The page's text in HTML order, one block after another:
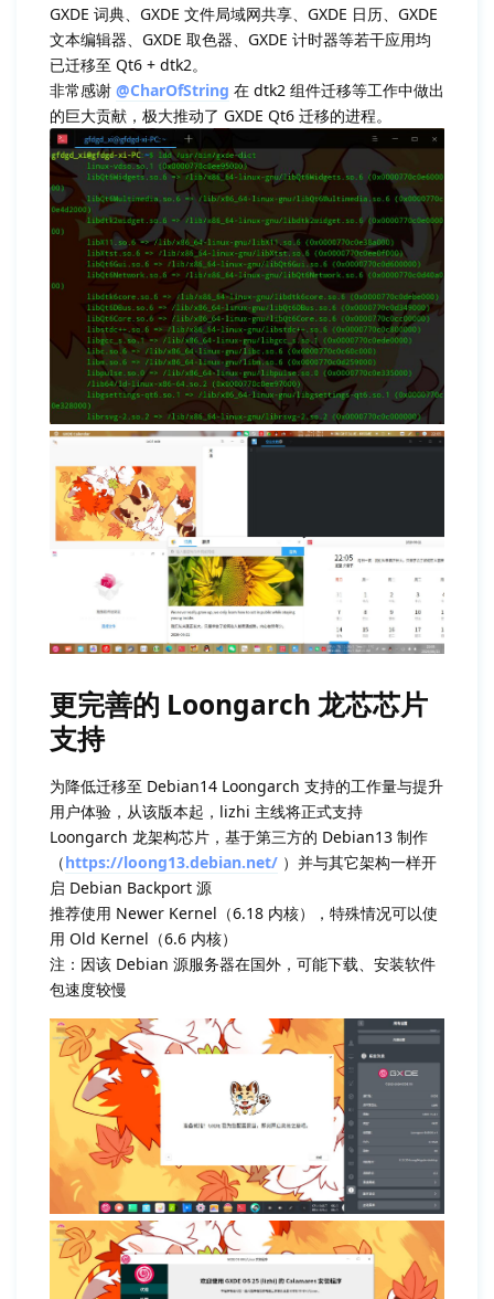
GXDE 词典、GXDE 文件局域网共享、GXDE 日历、GXDE
文本编辑器、GXDE 取色器、GXDE 计时器等若干应用均
已迁移至 Qt6 + dtk2。
非常感谢 @CharOfString 在 dtk2 组件迁移等工作中做出
的巨大贡献，极大推动了 GXDE Qt6 迁移的进程。
更完善的 Loongarch 龙芯芯片
支持
为降低迁移至 Debian14 Loongarch 支持的工作量与提升
用户体验，从该版本起，lizhi 主线将正式支持
Loongarch 龙架构芯片，基于第三方的 Debian13 制作
（https://loong13.debian.net/ ）并与其它架构一样开
启 Debian Backport 源
推荐使用 Newer Kernel（6.18 内核），特殊情况可以使
用 Old Kernel（6.6 内核）
注：因该 Debian 源服务器在国外，可能下载、安装软件
包速度较慢